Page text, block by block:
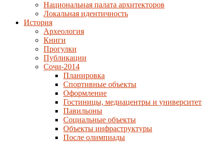
Национальная палата архитекторов
Локальная идентичность
История
Археология
Книги
Прогулки
Публикации
Сочи-2014
Планировка
Спортивные объекты
Оформление
Гостиницы, медиацентры и университет
Павильоны
Социальные объекты
Объекты инфраструктуры
После олимпиады